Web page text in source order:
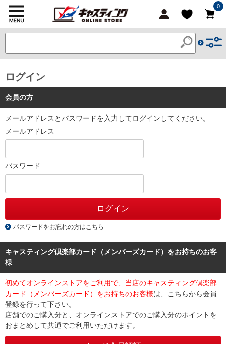
0
ログイン
会員の方
メールアドレスとパスワードを入力してログインしてください。
メールアドレス
パスワード
パスワードをお忘れの方はこちら
キャスティング倶楽部カード（メンバーズカード）をお持ちのお客
様
初めてオンラインストアをご利用で、当店のキャスティング倶楽部
カード（メンバーズカード）をお持ちのお客様は、こちらから会員
登録を行って下さい。
店舗でのご購入分と、オンラインストアでのご購入分のポイントを
おまとめして共通でご利用いただけます。